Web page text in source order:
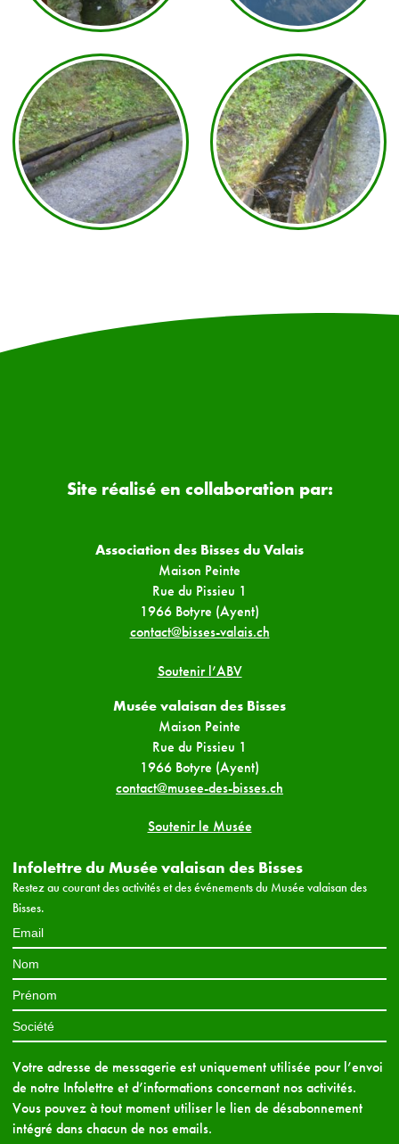
Site réalisé en collaboration par:
Association des Bisses du Valais
Maison Peinte
Rue du Pissieu 1
1966 Botyre (Ayent)
contact@bisses-valais.ch
Soutenir l’ABV
Musée valaisan des Bisses
Maison Peinte
Rue du Pissieu 1
1966 Botyre (Ayent)
contact@musee-des-bisses.ch
Soutenir le Musée
Infolettre du Musée valaisan des Bisses
Restez au courant des activités et des événements du Musée valaisan des
Bisses.
Votre adresse de messagerie est uniquement utilisée pour l’envoi
de notre Infolettre et d’informations concernant nos activités.
Vous pouvez à tout moment utiliser le lien de désabonnement
intégré dans chacun de nos emails.